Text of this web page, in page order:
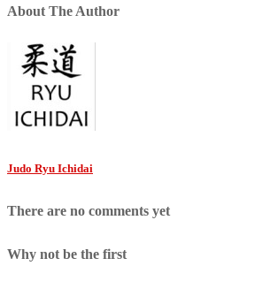
About The Author
Judo Ryu Ichidai
There are no comments yet
Why not be the first